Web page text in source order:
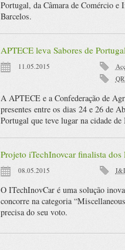
Portugal, da Câmara de Comércio
Barcelos.
APTECE leva Sabores de
11.05.2015
A APTECE e a Confederação de
presentes entre os dias 24 e 26 de
Portugal que teve lugar na cidade
Projeto iTechInovcar finalista dos
08.05.2015
O ITechInovCar é uma solução
concorre na categoria
precisa do seu voto.